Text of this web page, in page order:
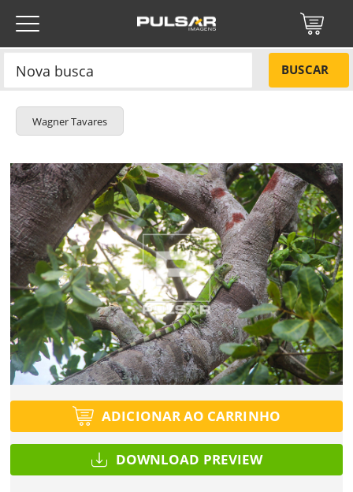
BUSCAR
Wagner Tavares
ADICIONAR AO CARRINHO
DOWNLOAD PREVIEW
Título do projeto
Tipo de projeto
Selecione
Utilização
Códigos
Título do projeto
Esqueci a senha
ENTRAR
ENVIAR
Protegido por reCAPTCHA —Privacidade·Termos
NÃO
SIM
Título do projeto
Tipo de projeto
Selecione
Utilização
Tamanho PR$ 57,00
Tamanho MR$ 114,00
Tamanho GR$ 171,00